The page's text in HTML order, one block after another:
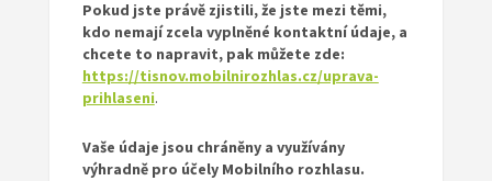
Pokud jste právě zjistili, že jste mezi těmi,
kdo nemají zcela vyplněné kontaktní údaje, a
chcete to napravit, pak můžete zde:
https://tisnov.mobilnirozhlas.cz/uprava-
prihlaseni.
Vaše údaje jsou chráněny a využívány
výhradně pro účely Mobilního rozhlasu.